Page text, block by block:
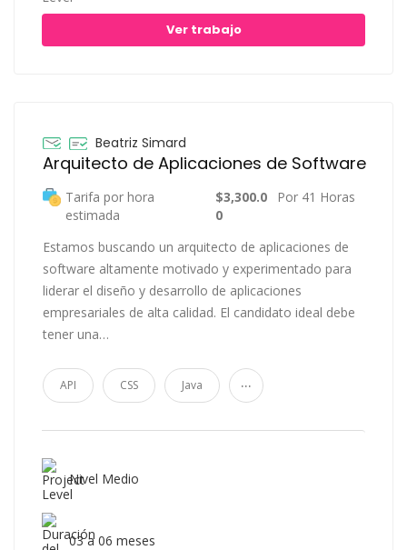
Ver trabajo
Beatriz Simard
Arquitecto de Aplicaciones de Software
Tarifa por hora
estimada
$3,300.0
0
Por 41 Horas
Estamos buscando un arquitecto de aplicaciones de
software altamente motivado y experimentado para
liderar el diseño y desarrollo de aplicaciones
empresariales de alta calidad. El candidato ideal debe
tener una…
API CSS Java ...
Nivel Medio
03 a 06 meses